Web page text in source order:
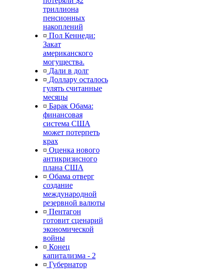
триллиона
пенсионных
накоплений
¤ Пол Кеннеди:
Закат
американского
могущества.
¤ Дали в долг
¤ Доллару осталось
гулять считанные
месяцы
¤ Барак Обама:
финансовая
система США
может потерпеть
крах
¤ Оценка нового
антикризисного
плана США
¤ Обама отверг
создание
международной
резервной валюты
¤ Пентагон
готовит сценарий
экономической
войны
¤ Конец
капитализма - 2
¤ Губернатор